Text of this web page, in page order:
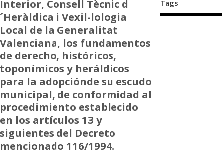
Interior, Consell Tècnic d
´Heràldica i Vexil-lologia
Local de la Generalitat
Valenciana, los fundamentos
de derecho, históricos,
toponímicos y heráldicos
para la adopciónde su escudo
municipal, de conformidad al
procedimiento establecido
en los artículos 13 y
siguientes del Decreto
mencionado 116/1994.
Tags